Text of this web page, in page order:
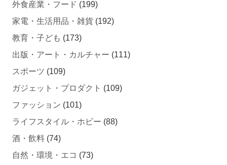
家電・生活用品・雑貨(192)
教育・子ども(173)
出版・アート・カルチャー
スポーツ (109)
ガジェット・プロダクト
ファッション (101)
ライフスタイル・ホビー
酒・飲料 (74)
自然・環境・エコ
伝統・歴史 (72)